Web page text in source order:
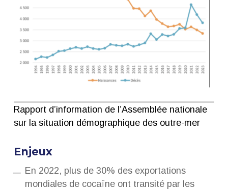
Rapport d’information de l’Assemblée nationale
sur la situation démographique des outre-mer
Enjeux
En 2022, plus de 30% des exportations
mondiales de cocaïne ont transité par les